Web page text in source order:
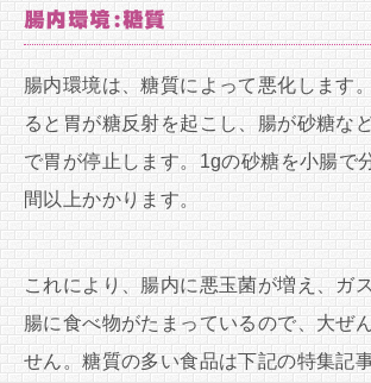
腸内環境:糖質
腸内環境は、糖質によって悪化します
ると胃が糖反射を起こし、腸が砂糖な
で胃が停止します。1gの砂糖を小腸で
間以上かかります。
これにより、腸内に悪玉菌が増え、ガ
腸に食べ物がたまっているので、大ぜ
せん。糖質の多い食品は下記の特集記